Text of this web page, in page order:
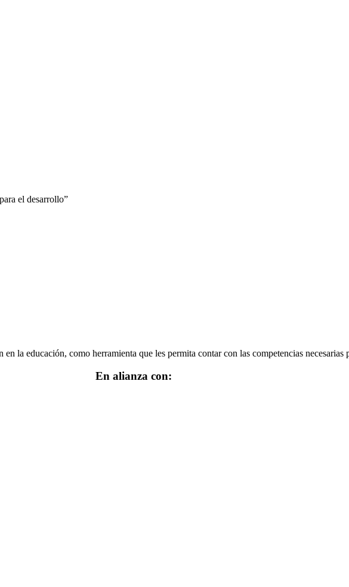
contar con las competencias necesarias para un desarrollo sostenible.
el desarrollo”
la educación, como herramienta que les permita contar con las competencias necesarias
En alianza con: